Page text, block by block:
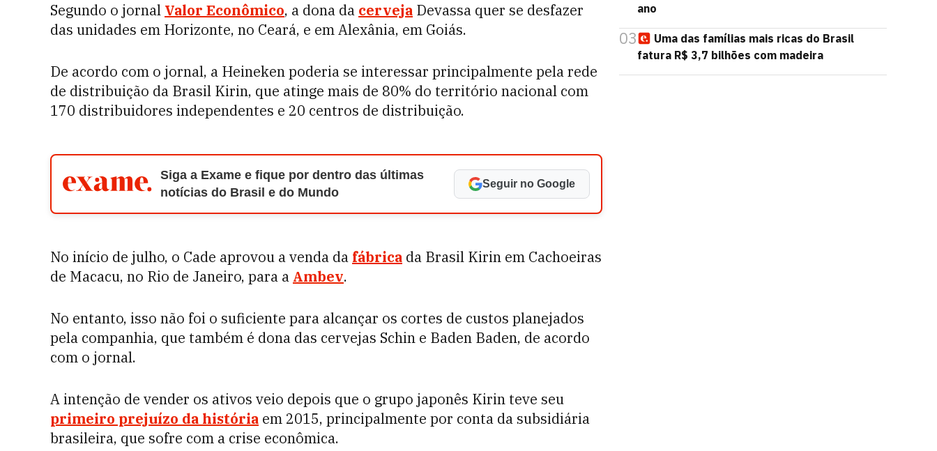
Segundo o jornal Valor Econômico, a dona da cerveja Devassa quer se desfazer
das unidades em Horizonte, no Ceará, e em Alexânia, em Goiás.
De acordo com o jornal, a Heineken poderia se interessar principalmente pela rede
de distribuição da Brasil Kirin, que atinge mais de 80% do território nacional com
170 distribuidores independentes e 20 centros de distribuição.
Siga a Exame e fique por dentro das últimas
notícias do Brasil e do Mundo
Seguir no Google
No início de julho, o Cade aprovou a venda da fábrica da Brasil Kirin em Cachoeiras
de Macacu, no Rio de Janeiro, para a Ambev.
No entanto, isso não foi o suficiente para alcançar os cortes de custos planejados
pela companhia, que também é dona das cervejas Schin e Baden Baden, de acordo
com o jornal.
A intenção de vender os ativos veio depois que o grupo japonês Kirin teve seu
primeiro prejuízo da história em 2015, principalmente por conta da subsidiária
brasileira, que sofre com a crise econômica.
ano
03
Uma das famílias mais ricas do Brasil
fatura R$ 3,7 bilhões com madeira